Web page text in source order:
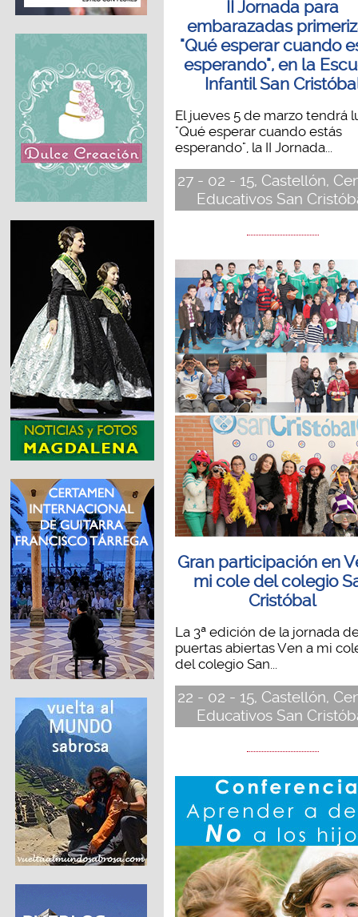
II Jornada para
embarazadas
"Qué esperar cuando
esperando", en la
Infantil San
El jueves 5 de marzo tendrá
"Qué esperar cuando estás
esperando", la II Jornada...
27 - 02 - 15, Castellón,
Educativos San
Gran participación en
mi cole del colegio
Cristóbal
La 3ª edición de la jornada
puertas abiertas Ven a mi
del colegio San...
22 - 02 - 15, Castellón,
Educativos San